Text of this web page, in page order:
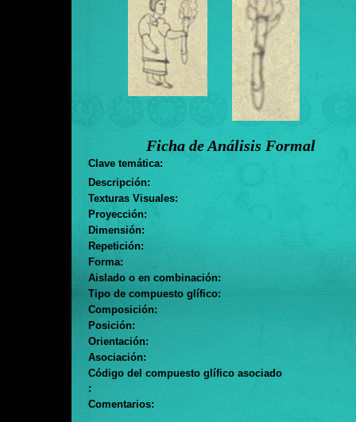
Ficha de Análisis Formal
Clave temática:
Descripción:
Texturas Visuales:
Proyección:
Dimensión:
Repetición:
Forma:
Aislado o en combinación:
Tipo de compuesto glífico:
Composición:
Posición:
Orientación:
Asociación:
Código del compuesto glífico asociado
:
Comentarios: